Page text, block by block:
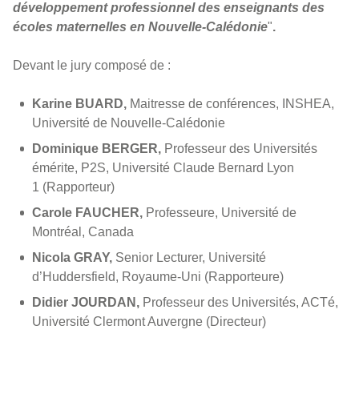
développement professionnel des enseignants des
écoles maternelles en Nouvelle-Calédonie".
Devant le jury composé de :
Karine BUARD, Maitresse de conférences, INSHEA,
Université de Nouvelle-Calédonie
Dominique BERGER, Professeur des Universités
émérite, P2S, Université Claude Bernard Lyon
1 (Rapporteur)
Carole FAUCHER, Professeure, Université de
Montréal, Canada
Nicola GRAY, Senior Lecturer, Université
d’Huddersfield, Royaume-Uni (Rapporteure)
Didier JOURDAN, Professeur des Universités, ACTé,
Université Clermont Auvergne (Directeur)